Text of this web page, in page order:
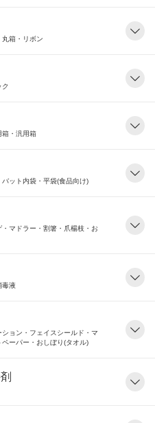
箱・リボン
箱・汎用箱
ット内袋・平袋(食品向け)
マドラー・割箸・爪楊枝・お
毒液
ョン・フェイスシールド・マ
ーパー・おしぼり(タオル)